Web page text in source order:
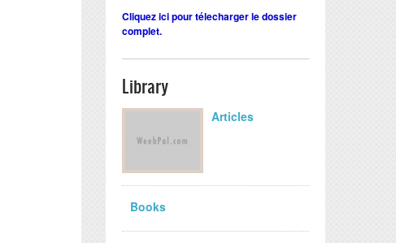
Cliquez ici pour télecharger le dossier
complet.
Library
Articles
Books